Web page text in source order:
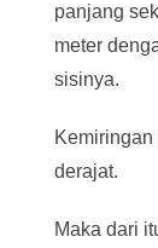
panjang
meter
sisinya.
derajat.
Maka dari